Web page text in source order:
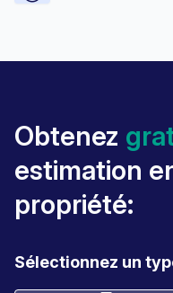
Obtenez
estimation
propriété:
Sélectionnez un